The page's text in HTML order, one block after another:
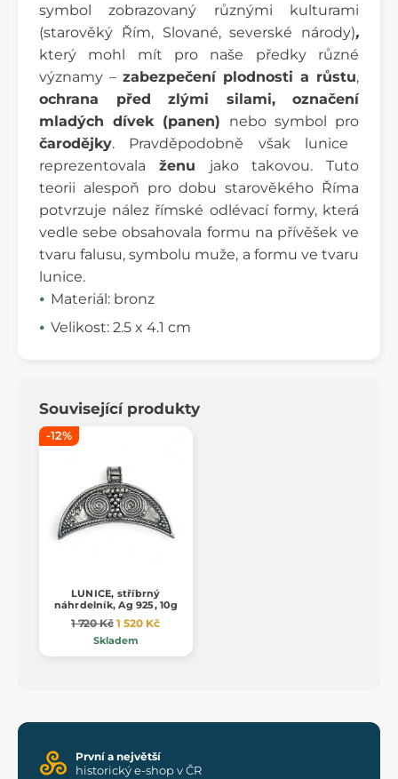
symbol zobrazovaný různými kulturami
(starověký Řím, Slované, severské národy),
který
mohl mít pro naše předky různé
významy – zabezpečení plodnosti a růstu,
ochrana před zlými silami, označení
mladých dívek (panen) nebo symbol pro
čarodějky. Pravděpodobně však lunice
reprezentovala ženu jako takovou. Tuto
teorii alespoň pro dobu starověkého Říma
potvrzuje nález římské odlévací formy, která
vedle sebe obsahovala formu na přívěšek ve
tvaru falusu, symbolu muže, a formu ve tvaru
lunice.
Materiál: bronz
Velikost: 2.5 x 4.1 cm
Související produkty
-12%
LUNICE, stříbrný
náhrdelník, Ag 925, 10g
1 720 Kč 1 520 Kč
Skladem
První a největší
historický e-shop v ČR